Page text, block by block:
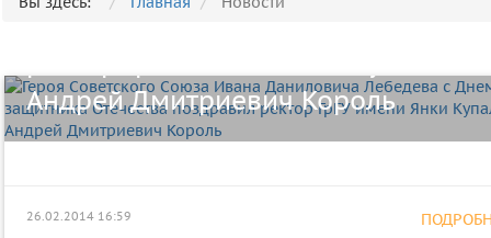
Андрей Дмитриевич Король
26.02.2014 16:59
Студенты факультета математики
информатики стали лауреатами
Республики Беларусь по